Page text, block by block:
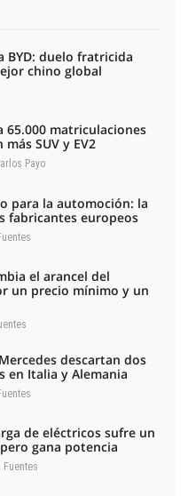
BYD: duelo fratricida
chino global
65.000 matriculaciones
más SUV y EV2
Payo
para la automoción: la
fabricantes europeos
el arancel del
un precio mínimo y un
descartan dos
en Italia y Alemania
de eléctricos sufre un
gana potencia
Fuentes